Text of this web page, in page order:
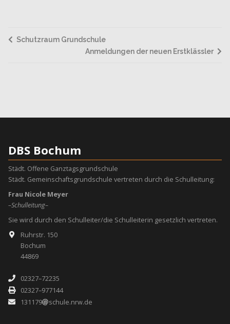
Schutzraum Grundschule
Anmeldungen der neuen Erstklässler
DBS Bochum
Städt. Offene Ganztagsgrundschule
Städt. Gemeinschaftsgrundschule vertreten durch die Schulleitung:
Frau Nicole Meyer
–Schulleitung–
Sie wird durch den Schulleiter/die Schulleiterin gesetzlich vertreten.
Ruhrstr. 150
Bochum
44869
02327–72235
02327–977144
131179
schule.nrw.de